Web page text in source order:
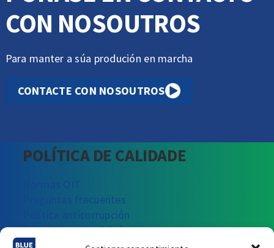
CON NOSOUTROS
Para manter a súa produción en marcha
CONTACTE CON NOSOUTROS
POLÍTICA DE CALIDADE
Normas OIT
Preguntas frecuentes
Política anticorrupción
Términos e condicicóns